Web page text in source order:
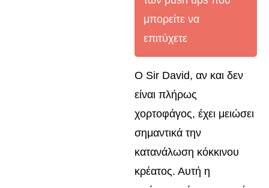
μπορείτε να
επιτύχετε
Ο Sir David, αν και δεν
είναι πλήρως
χορτοφάγος, έχει μειώσει
σημαντικά την
κατανάλωση κόκκινου
κρέατος. Αυτή η